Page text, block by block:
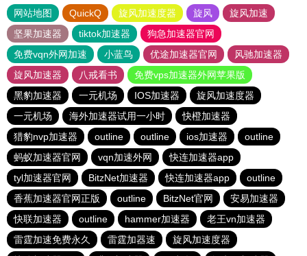
网站地图 QuickQ 旋风加速度器 旋风
旋风加速
坚果加速器
tiktok加速器
狗急加速器官网
免费vqn外网加速
小蓝鸟 优途加速器官网
风驰加速器
旋风加速器
八戒看书
免费vps加速器外网苹果版
黑豹加速器
一元机场 IOS加速器
旋风加速度器
一元机场
海外加速器试用一小时
快橙加速器
猎豹nvp加速器
outline outline ios加速器
outline
蚂蚁加速器官网
vqn加速外网
快连加速器app
tyl加速器官网
BitzNet加速器 快连加速器app
outline
香蕉加速器官网正版
outline BitzNet官网
安易加速器
快联加速器
outline hammer加速器
老王vn加速器
雷霆加速免费永久
雷霆加器速
旋风加速度器